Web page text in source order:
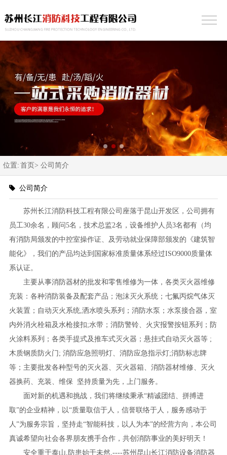
位置: 首页> 公司简介
公司简介
苏州长江消防科技工程有限公司座落于昆山开发区，公司拥有
员工30余名，顾问5名，技术总监2名，设备维护人员3名都有（均
有消防局颁发的中控室操作证、及劳动就业保障部颁发的《建筑智
能化》，我们的产品均达到国家标准质量体系经过ISO9000质量体
系认证。
主要从事消防器材的批发和零售维修为一体，各类灭火器维修
充装：各种消防装备及配套产品；泡沫灭火系统；七氟丙烷气体灭
火装置；自动灭火系统,洒水喷头系列；消防水泵；水泵接合器，室
内外消火栓箱及水枪接扣;水带；消防警铃、火灾报警按钮系列；防
火涂料系列；各类手提式及推车式灭火器；悬挂式自动灭火器等 ;
木质钢质防火门; 消防应急照明灯、消防应急指示灯;消防标志牌
等；主要批发各种型号的灭火器、灭火器箱、消防器材维修、灭火
器换药、充装、维保 坚持质量为先，上门服务。
面对新的机遇和挑战，我们将继续秉承“精诚团结、拼搏进
取”的企业精神，以“质量取信于人，信誉联络于人，服务感动于
人”为服务宗旨，坚持走“智能科技，以人为本”的经营方向，本公司
真诚希望向社会各界朋友携手合作，共创消防事业的美好明天！
安全重于泰山,防患始于未然,----苏州昆山长江消防设备消防器